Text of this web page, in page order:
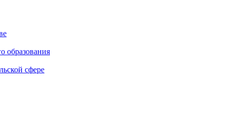
образования
сфере